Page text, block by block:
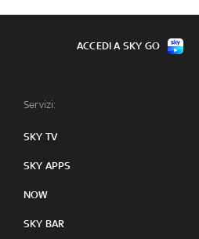
Servizi:
SKY TV
SKY APPS
NOW
SKY BAR
ACCEDI A SKY GO